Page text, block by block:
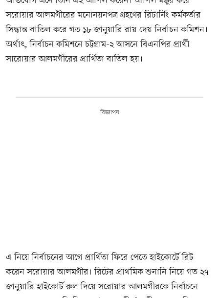
সরোয়ার আলমগীরের মনোনয়নপত্র গ্রহণের রিটার্নিং কর্মকর্তার
সিদ্ধান্ত বাতিল করে গত ১৮ জানুয়ারি রায় দেয় নির্বাচন কমিশন।
অর্থাৎ, নির্বাচন কমিশনে চট্টগ্রাম-২ আসনে বিএনপির প্রার্থী
সারোয়ার আলমগীরের প্রার্থিতা বাতিল হয়।
বিজ্ঞাপন
এ নিয়ে নির্বাচনের আগে প্রার্থিতা ফিরে পেতে হাইকোর্টে রিট
করেন সরোয়ার আলমগীর। রিটের প্রাথমিক শুনানি নিয়ে গত ২৭
জানুয়ারি হাইকোর্ট রুল দিয়ে সরোয়ার আলমগীরকে নির্বাচনে